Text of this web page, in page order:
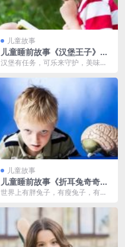
儿童故事
儿童睡前故事《汉堡王子》M
P3免费打包 34集
汉堡有任务，可乐来守护，美味又
王有贵...
儿童故事
儿童睡前故事《折耳兔奇奇》
MP3免费网盘 12集 凯叔讲故
世界上有胖兔子，有瘦兔子，有高
子，有笨兔子，有小母兔...